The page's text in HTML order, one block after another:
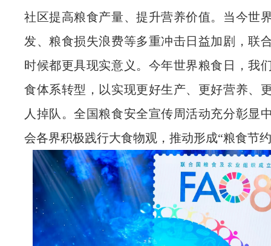
社区提高粮食产量、提升营养价值。当今世
发、粮食损失浪费等多重冲击日益加剧，联
时候都更具现实意义。今年世界粮食日，我
食体系转型，以实现更好生产、更好营养、
人掉队。全国粮食安全宣传周活动充分彰显
会各界积极践行大食物观，推动形成“粮食节